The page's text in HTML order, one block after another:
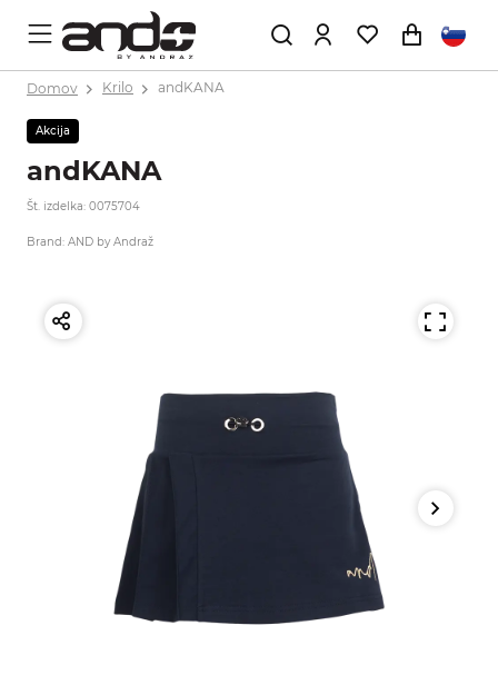
Domov Krilo andKANA
Akcija
andKANA
Št. izdelka: 0075704
Brand: AND by Andraž